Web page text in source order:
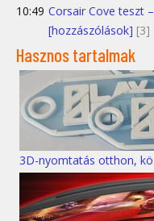
10:49 Corsair Cove teszt
[hozzászólások] [3]
Hasznos tartalmak
3D-nyomtatás otthon,